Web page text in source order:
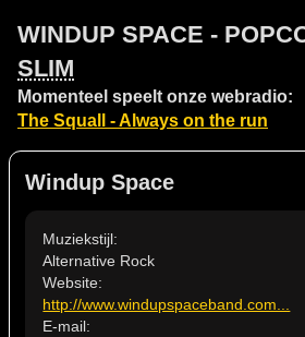
WINDUP SPACE -
SLIM
Momenteel speelt onze webradio:
The Squall - Always on the run
Windup Space
Muziekstijl:
Alternative Rock
Website:
http://www.windupspaceband.com...
E-mail: